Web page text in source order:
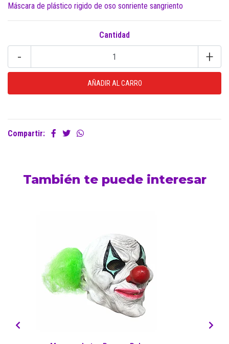
Máscara de plástico rigido de oso sonriente sangriento
Cantidad
- +
Compartir:
También te puede interesar